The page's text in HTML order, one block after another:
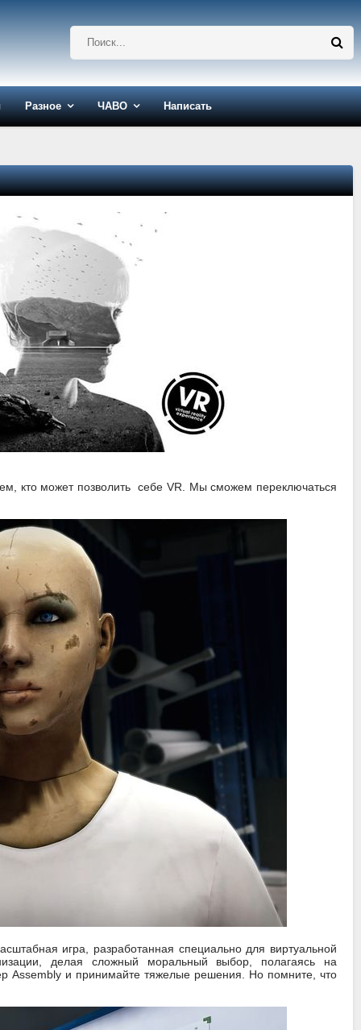
Разное ЧАВО Написать
кто может позволить себе VR. Мы сможем переключаться
игра, разработанная специально для виртуальной
делая сложный моральный выбор, полагаясь на
Assembly и принимайте тяжелые решения. Но помните, что